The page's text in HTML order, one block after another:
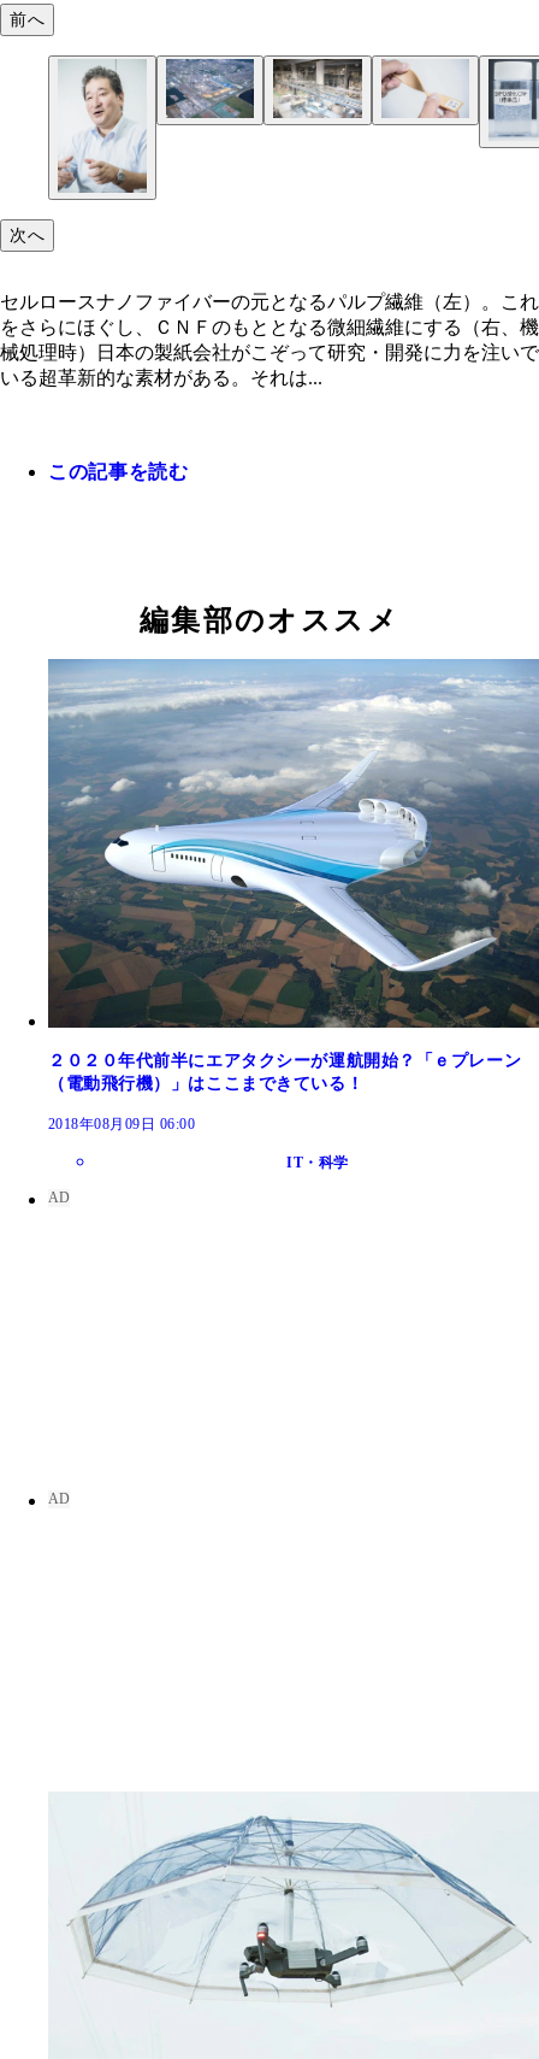
前へ
次へ
セルロースナノファイバーの元となるパルプ繊維（左）。これ
をさらにほぐし、ＣＮＦのもととなる微細繊維にする（右、機
械処理時）日本の製紙会社がこぞって研究・開発に力を注いで
いる超革新的な素材がある。それは...
この記事を読む
編集部のオススメ
２０２０年代前半にエアタクシーが運航開始？「ｅプレーン
（電動飛行機）」はここまできている！
2018年08月09日 06:00
IT・科学